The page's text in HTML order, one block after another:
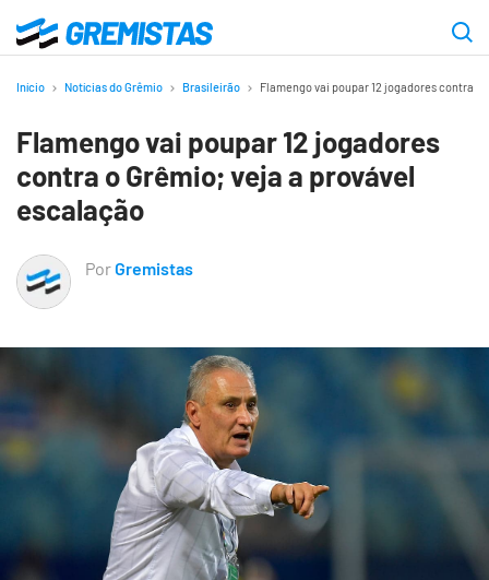
para
principal
Gremistas
Início Notícias do Grêmio Brasileirão Flamengo vai poupar 12 jogadores contra
Flamengo vai poupar 12 jogadores
contra o Grêmio; veja a provável
escalação
PorGremistas